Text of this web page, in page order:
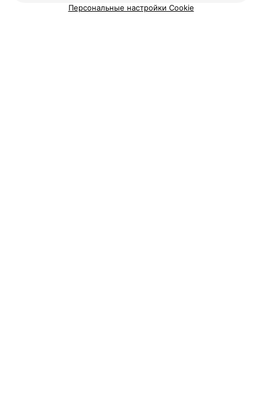
Персональные настройки Cookie